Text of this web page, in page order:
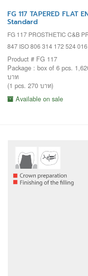
FG 117 TAPERED FLAT
Standard
FG 117 PROSTHETIC C&B
847 ISO 806 314 172 524 016
Product # FG 117
Package : box of 6 pcs.
บาท
(1 pcs. 270 บาท)
Available on sale